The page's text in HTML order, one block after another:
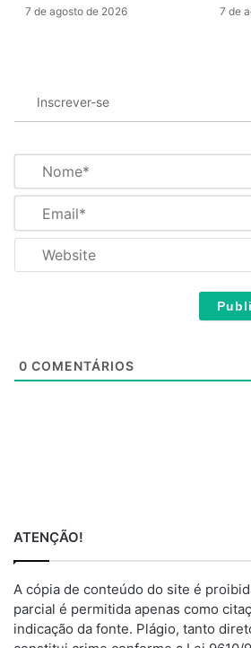
7 de agosto de 2026 7 de
Inscrever-se
0 COMENTÁRIOS
ATENÇÃO!
A cópia de conteúdo do site é
parcial é permitida apenas como
indicação da fonte. Plágio, tanto